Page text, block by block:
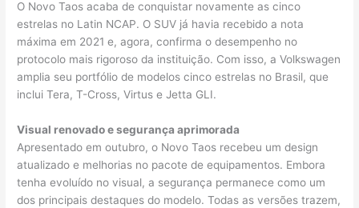
O Novo Taos acaba de conquistar novamente as cinco
estrelas no Latin NCAP. O SUV já havia recebido a nota
máxima em 2021 e, agora, confirma o desempenho no
protocolo mais rigoroso da instituição. Com isso, a Volkswagen
amplia seu portfólio de modelos cinco estrelas no Brasil, que
inclui Tera, T-Cross, Virtus e Jetta GLI.
Visual renovado e segurança aprimorada
Apresentado em outubro, o Novo Taos recebeu um design
atualizado e melhorias no pacote de equipamentos. Embora
tenha evoluído no visual, a segurança permanece como um
dos principais destaques do modelo. Todas as versões trazem,